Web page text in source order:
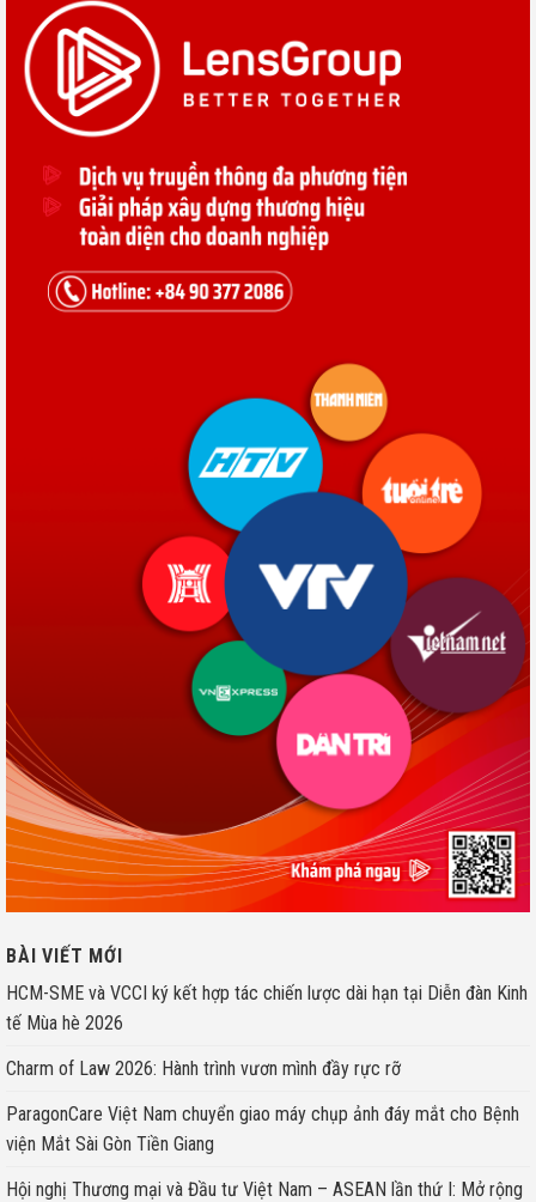
BÀI VIẾT MỚI
HCM-SME và VCCI ký kết hợp tác chiến lược dài hạn tại Diễn đàn Kinh
tế Mùa hè 2026
Charm of Law 2026: Hành trình vươn mình đầy rực rỡ
ParagonCare Việt Nam chuyển giao máy chụp ảnh đáy mắt cho Bệnh
viện Mắt Sài Gòn Tiền Giang
Hội nghị Thương mại và Đầu tư Việt Nam – ASEAN lần thứ I: Mở rộng